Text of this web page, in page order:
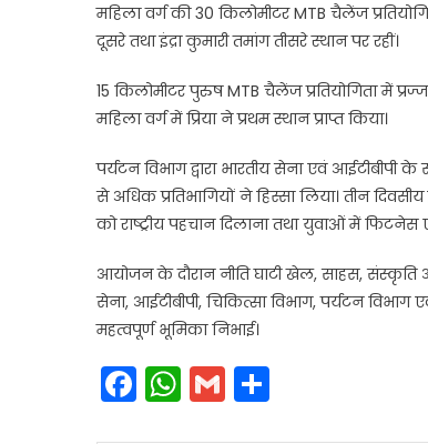
महिला वर्ग की 30 किलोमीटर MTB चैलेंज
दूसरे तथा इंद्रा कुमारी तमांग तीसरे स्थान पर रहीं।
15 किलोमीटर पुरुष MTB चैलेंज प्रतियोगिता में
महिला वर्ग में प्रिया ने प्रथम स्थान प्राप्त किया।
पर्यटन विभाग द्वारा भारतीय सेना एवं
से अधिक प्रतिभागियों ने हिस्सा लिया। तीन
को राष्ट्रीय पहचान दिलाना तथा युवाओं में
आयोजन के दौरान नीति घाटी खेल, साहस, संस्कृति और
सेना, आईटीबीपी, चिकित्सा विभाग, पर्यटन
महत्वपूर्ण भूमिका निभाई।
Facebook
WhatsApp
Gmail